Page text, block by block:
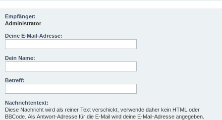
Empfänger:
Administrator
Deine E-Mail-Adresse:
Dein Name:
Betreff:
Nachrichtentext:
Diese Nachricht wird als reiner Text verschickt, verwende daher kein HTML oder
BBCode. Als Antwort-Adresse für die E-Mail wird deine E-Mail-Adresse angegeben.